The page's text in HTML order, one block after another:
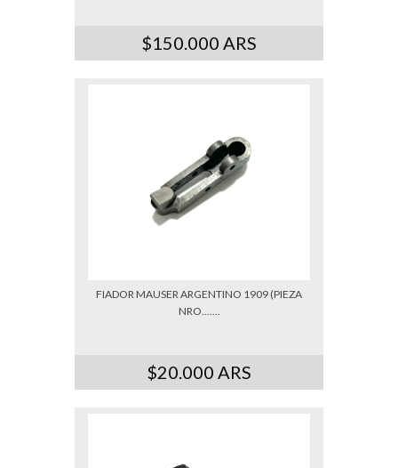
$150.000 ARS
FIADOR MAUSER ARGENTINO 1909 (PIEZA
NRO.......
$20.000 ARS